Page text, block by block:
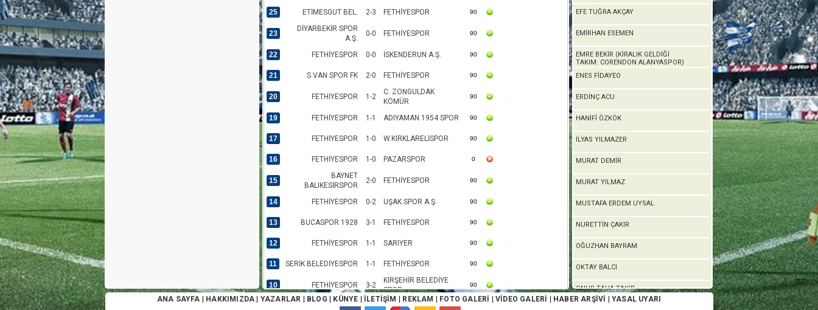
25 ETİMESGUT BEL. 2-3 FETHİYESPOR 90
23
DİYARBEKİR SPOR
A.Ş.
0-0 FETHİYESPOR 90
22 FETHİYESPOR 0-0 İSKENDERUN A.Ş. 90
21 S.VAN SPOR FK 2-0 FETHİYESPOR 90
20 FETHİYESPOR 1-2
C. ZONGULDAK
KÖMÜR
90
19 FETHİYESPOR 1-1 ADIYAMAN 1954 SPOR 90
17 FETHİYESPOR 1-0 W.KIRKLARELİSPOR 90
16 FETHİYESPOR 1-0 PAZARSPOR 0
15
BAYNET
BALIKESİRSPOR
2-0 FETHİYESPOR 90
14 FETHİYESPOR 0-2 UŞAK SPOR A.Ş. 90
13 BUCASPOR 1928 3-1 FETHİYESPOR 90
12 FETHİYESPOR 1-1 SARIYER 90
11 SERİK BELEDİYESPOR 1-1 FETHİYESPOR 90
10 FETHİYESPOR 3-2
KIRŞEHİR BELEDİYE
SPOR
90
KOCAELİSPOR 4-3 FETHİYESPOR
EFE TUĞRA AKÇAY
EMİRHAN ESEMEN
EMRE BEKİR (KİRALIK GELDİĞİ
TAKIM: CORENDON ALANYASPOR)
ENES FİDAYEO
ERDİNÇ ACU
HANİFİ ÖZKÖK
İLYAS YILMAZER
MURAT DEMİR
MURAT YILMAZ
MUSTAFA ERDEM UYSAL
NURETTİN ÇAKIR
OĞUZHAN BAYRAM
OKTAY BALCI
ONUR TAHA TAKIR
ANA SAYFA HAKKIMIZDA YAZARLAR BLOG KÜNYE İLETİŞİM REKLAM FOTO GALERİ VİDEO GALERİ HABER ARŞİVİ YASAL UYARI